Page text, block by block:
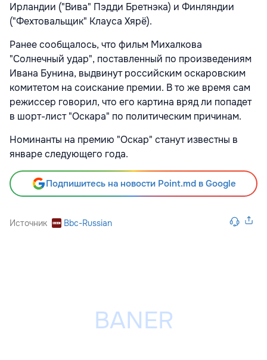
Ирландии ("Вива" Пэдди Бретнэка) и Финляндии
("Фехтовальщик" Клауса Хярё).
Ранее сообщалось, что фильм Михалкова
"Солнечный удар", поставленный по произведениям
Ивана Бунина, выдвинут российским оскаровским
комитетом на соискание премии. В то же время сам
режиссер говорил, что его картина вряд ли попадет
в шорт-лист "Оскара" по политическим причинам.
Номинанты на премию "Оскар" станут известны в
январе следующего года.
Подпишитесь на новости Point.md в Google
Источник Bbc-Russian